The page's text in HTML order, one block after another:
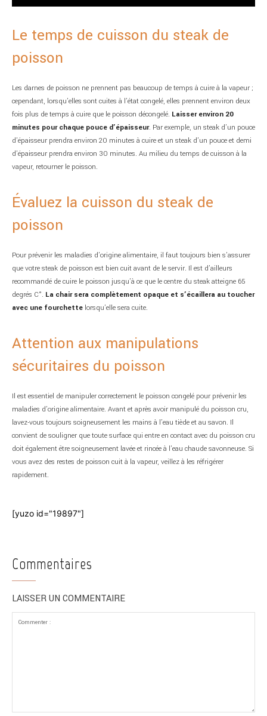
Le temps de cuisson du steak de
poisson
Les darnes de poisson ne prennent pas beaucoup de temps à cuire à la vapeur ;
cependant, lorsqu’elles sont cuites à l’état congelé, elles prennent environ deux
fois plus de temps à cuire que le poisson décongelé. Laisser environ 20
minutes pour chaque pouce d’épaisseur. Par exemple, un steak d’un pouce
d’épaisseur prendra environ 20 minutes à cuire et un steak d’un pouce et demi
d’épaisseur prendra environ 30 minutes. Au milieu du temps de cuisson à la
vapeur, retourner le poisson.
Évaluez la cuisson du steak de
poisson
Pour prévenir les maladies d’origine alimentaire, il faut toujours bien s’assurer
que votre steak de poisson est bien cuit avant de le servir. Il est d’ailleurs
recommandé de cuire le poisson jusqu’à ce que le centre du steak atteigne 65
degrés C°. La chair sera complètement opaque et s’écaillera au toucher
avec une fourchette lorsqu’elle sera cuite.
Attention aux manipulations
sécuritaires du poisson
Il est essentiel de manipuler correctement le poisson congelé pour prévenir les
maladies d’origine alimentaire. Avant et après avoir manipulé du poisson cru,
lavez-vous toujours soigneusement les mains à l’eau tiède et au savon. Il
convient de souligner que toute surface qui entre en contact avec du poisson cru
doit également être soigneusement lavée et rincée à l’eau chaude savonneuse. Si
vous avez des restes de poisson cuit à la vapeur, veillez à les réfrigérer
rapidement.
[yuzo id="19897"]
Commentaires
LAISSER UN COMMENTAIRE